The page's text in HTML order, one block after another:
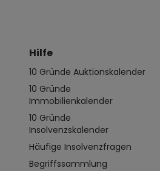
Hilfe
10 Gründe Auktionskalender
10 Gründe
Immobilienkalender
10 Gründe
Insolvenzskalender
Häufige Insolvenzfragen
Begriffssammlung